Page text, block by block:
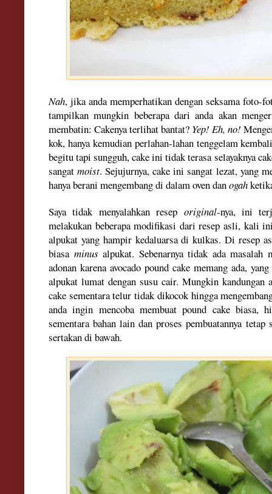
Nah, jika anda memperhatikan dengan seksama foto-
tampilkan mungkin beberapa dari anda akan
membatin: Cakenya terlihat bantat? Yep! Eh, no!
kok, hanya kemudian perlahan-lahan tenggelam
begitu tapi sungguh, cake ini tidak terasa selayaknya
sangatmoist. Sejujurnya, cake ini sangat lezat, yang
hanya berani mengembang di dalam oven danogah
Saya tidak menyalahkan resep original-nya, ini
melakukan beberapa modifikasi dari resep asli, kali
alpukat yang hampir kedaluarsa di kulkas. Di resep
biasa minus alpukat. Sebenarnya tidak ada masalah
adonan karena avocado pound cake memang ada,
alpukat lumat dengan susu cair. Mungkin
cake sementara telur tidak dikocok hingga
anda ingin mencoba membuat pound cake biasa,
sementara bahan lain dan proses pembuatannya
sertakan di bawah.